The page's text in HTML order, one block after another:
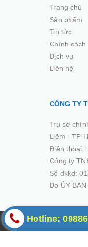
Trang chủ
Sản phẩm
Tin tức
Chính sách
Dịch vụ
Liên hệ
CÔNG TY
Trụ sở
Liêm - TP
Điện thoại :
Công ty
Số dkkd:
Do ỦY
© Bản
Hotline: